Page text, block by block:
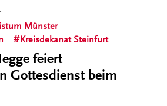
Münster
Kreisdekanat Steinfurt
feiert
Gottesdienst beim